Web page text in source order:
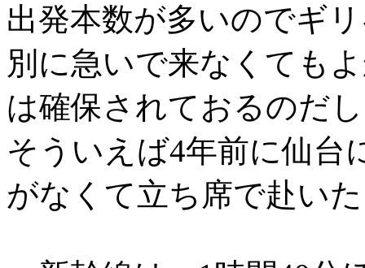
出発本数が多いのでギ
別に急いで来なくても
は確保されておるのだ
そういえば4年前に仙台
がなくて立ち席で赴い